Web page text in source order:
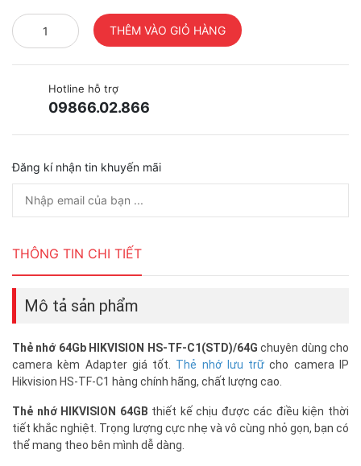
Hotline hỗ trợ
09866.02.866
Đăng kí nhận tin khuyến mãi
THÔNG TIN CHI TIẾT
Mô tả sản phẩm
Thẻ nhớ 64Gb HIKVISION HS-TF-C1(STD)/64G chuyên dùng cho
camera kèm Adapter giá tốt. Thẻ nhớ lưu trữ cho camera IP
Hikvision HS-TF-C1 hàng chính hãng, chất lượng cao.
Thẻ nhớ HIKVISION 64GB thiết kế chịu được các điều kiện thời
tiết khắc nghiệt. Trọng lượng cực nhẹ và vô cùng nhỏ gọn, bạn có
thể mang theo bên mình dễ dàng.